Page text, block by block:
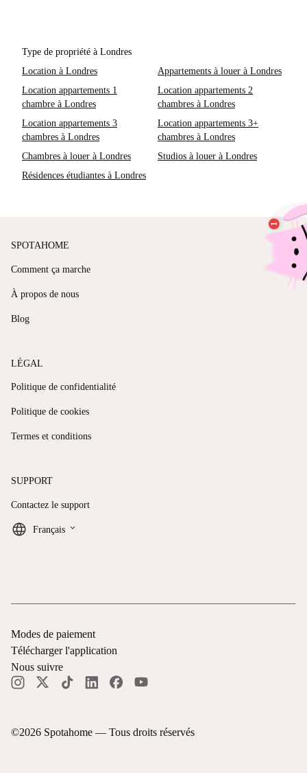
Type de propriété à Londres
Location à Londres
Appartements à louer à Londres
Location appartements 1
chambre à Londres
Location appartements 2
chambres à Londres
Location appartements 3
chambres à Londres
Location appartements 3+
chambres à Londres
Chambres à louer à Londres
Studios à louer à Londres
Résidences étudiantes à Londres
SPOTAHOME
Comment ça marche
À propos de nous
Blog
LÉGAL
Politique de confidentialité
Politique de cookies
Termes et conditions
SUPPORT
Contactez le support
Français keyboard_arrow_down
©2026 Spotahome — Tous droits réservés
Modes de paiement
Télécharger l'application
Nous suivre